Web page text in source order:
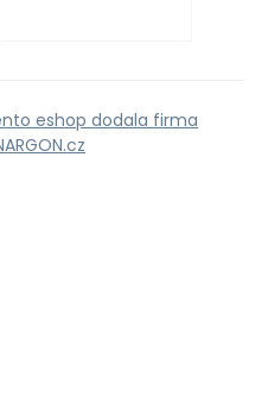
eshop dodala firma